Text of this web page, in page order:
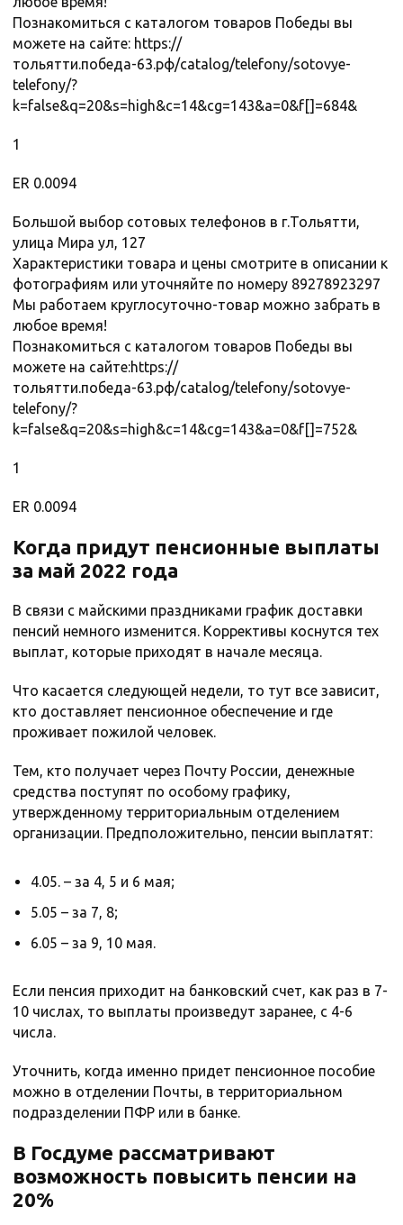
Познакомиться с каталогом товаров Победы вы
можете на сайте: https://
тольятти.победа-63.рф/catalog/telefony/sotovye-
telefony/?
k=false&q=20&s=high&c=14&cg=143&a=0&f[]=684&
1
ER 0.0094
Большой выбор сотовых телефонов в г.Тольятти,
улица Мира ул, 127
Характеристики товара и цены смотрите в описании к
фотографиям или уточняйте по номеру 89278923297
Мы работаем круглосуточно-товар можно забрать в
любое время!
Познакомиться с каталогом товаров Победы вы
можете на сайте:https://
тольятти.победа-63.рф/catalog/telefony/sotovye-
telefony/?
k=false&q=20&s=high&c=14&cg=143&a=0&f[]=752&
1
ER 0.0094
Когда придут пенсионные выплаты
за май 2022 года
В связи с майскими праздниками график доставки
пенсий немного изменится. Коррективы коснутся тех
выплат, которые приходят в начале месяца.
Что касается следующей недели, то тут все зависит,
кто доставляет пенсионное обеспечение и где
проживает пожилой человек.
Тем, кто получает через Почту России, денежные
средства поступят по особому графику,
утвержденному территориальным отделением
организации. Предположительно, пенсии выплатят:
4.05. – за 4, 5 и 6 мая;
5.05 – за 7, 8;
6.05 – за 9, 10 мая.
Если пенсия приходит на банковский счет, как раз в 7-
10 числах, то выплаты произведут заранее, с 4-6
числа.
Уточнить, когда именно придет пенсионное пособие
можно в отделении Почты, в территориальном
подразделении ПФР или в банке.
В Госдуме рассматривают
возможность повысить пенсии на
20%